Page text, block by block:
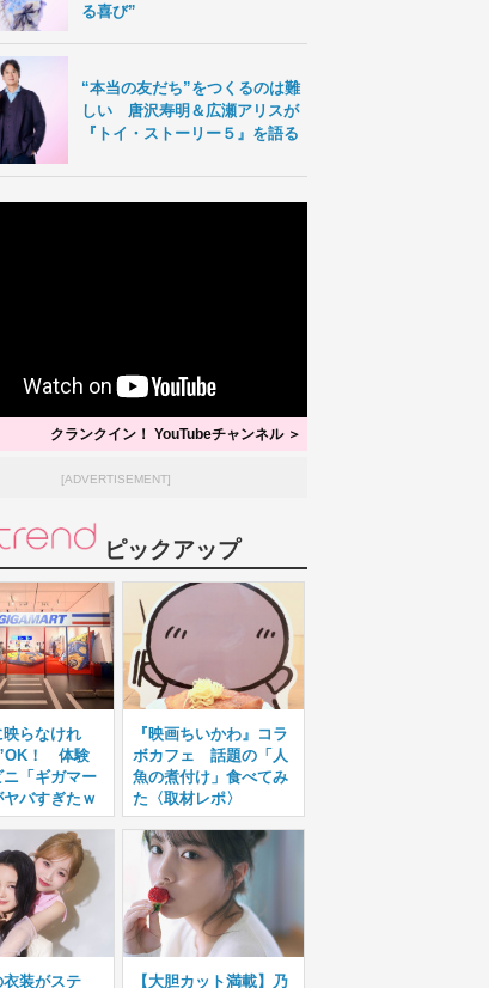
る喜び”
“本当の友だち”をつくるのは難
しい 唐沢寿明＆広瀬アリスが
『トイ・ストーリー５』を語る
クランクイン！ YouTubeチャンネル ＞
[ADVERTISEMENT]
ピックアップ
映らなけれ
！ 体験
「ギガマー
ヤバすぎたｗ
『映画ちいかわ』コラ
ボカフェ 話題の「人
魚の煮付け」食べてみ
た〈取材レポ〉
衣装がステ 【大胆カット満載】乃